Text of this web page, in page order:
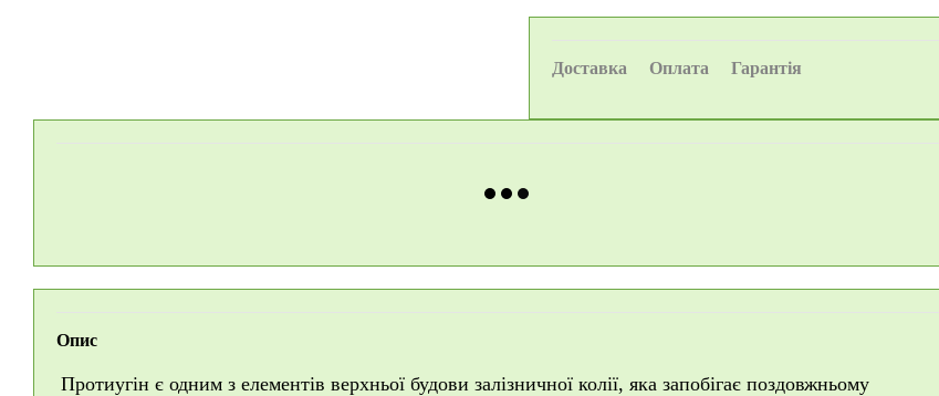
Доставка Оплата Гарантія
Опис
Протиугін є одним з елементів верхньої будови залізничної колії, яка запобігає поздовжньому